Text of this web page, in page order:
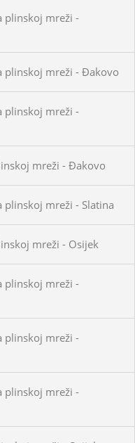
plinskoj mreži -
plinskoj mreži - Đakovo
plinskoj mreži -
mreži - Đakovo
mreži - Slatina
mreži - Osijek
plinskoj mreži -
plinskoj mreži -
plinskoj mreži -